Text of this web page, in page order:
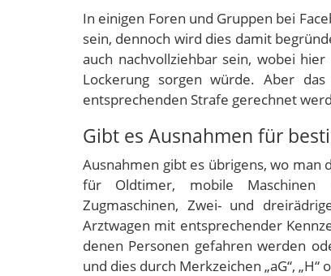
In einigen Foren und Gruppen bei
sein, dennoch wird dies damit
auch nachvollziehbar sein, wobei
Lockerung sorgen würde. Aber
entsprechenden Strafe gerechnet
Gibt es Ausnahmen für
Ausnahmen gibt es übrigens, wo man
für Oldtimer, mobile Maschinen
Zugmaschinen, Zwei- und
Arztwagen mit entsprechender
denen Personen gefahren werden
und dies durch Merkzeichen „aG“,